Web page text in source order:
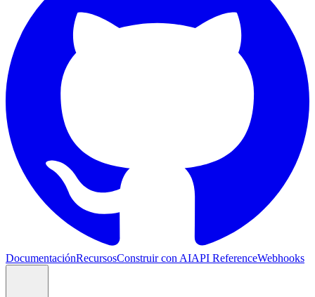
DocumentaciónRecursosConstruir con AIAPI ReferenceWebhooks